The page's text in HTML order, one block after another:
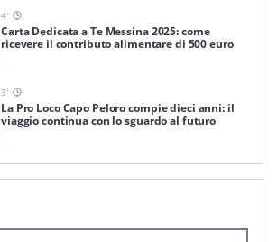
4'
Carta Dedicata a Te Messina 2025: come
ricevere il contributo alimentare di 500 euro
3'
La Pro Loco Capo Peloro compie dieci anni: il
viaggio continua con lo sguardo al futuro